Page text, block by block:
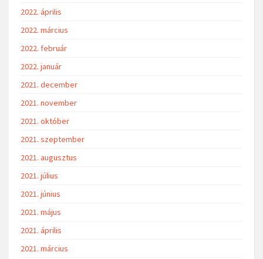
2022. április
2022. március
2022. február
2022. január
2021. december
2021. november
2021. október
2021. szeptember
2021. augusztus
2021. július
2021. június
2021. május
2021. április
2021. március